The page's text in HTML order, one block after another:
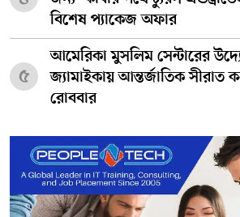
বিশেষ প্যাকেজ অফার
৫
আমেরিকা মুসলিম সেন্টারের
জ্যামাইকায় আন্তর্জাতিক
রোববার